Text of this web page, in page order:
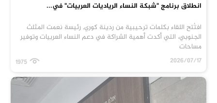
انطلاق برنامج "شبكة النساء الرياديات العربيات" في...
افتُتح اللقاء بكلمات ترحيبية من ردينة كوري, رئيسة نعمت المثلث
الجنوبي، التي أكدت أهمية الشراكة في دعم النساء العربيات وتوفير
مساحات
2026/07/17